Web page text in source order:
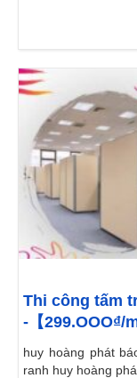
Thi công tấm
-【299.OOO₫/
huy hoàng phát
ranh huy hoàng